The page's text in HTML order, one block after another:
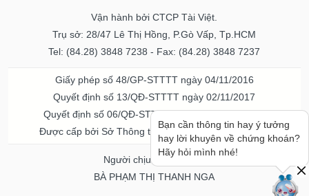
Vận hành bởi CTCP Tài Việt.
Trụ sở: 28/47 Lê Thị Hồng, P.Gò Vấp, Tp.HCM
Tel: (84.28) 3848 7238 - Fax: (84.28) 3848 7237
Giấy phép số 48/GP-STTTT ngày 04/11/2016
Quyết định số 13/QĐ-STTTT ngày 02/11/2017
Quyết định số 06/QĐ-STTTT-ICP ngày 20/07/2023
Được cấp bởi Sở Thông tin và Truyền thông TPHCM
Người chịu trách nhiệm
BÀ PHẠM THỊ THANH NGA
Bạn cần thông tin hay ý tưởng
hay lời khuyên về chứng khoán?
Hãy hỏi mình nhé!